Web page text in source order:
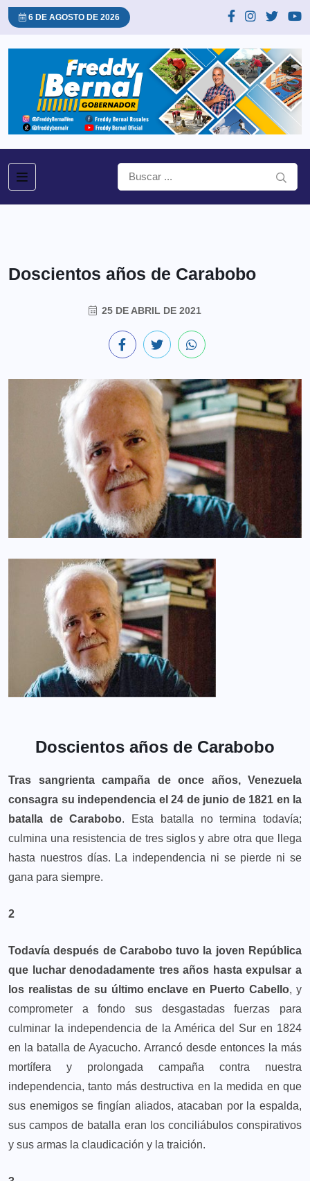
6 DE AGOSTO DE 2026
Doscientos años de Carabobo
25 DE ABRIL DE 2021
Doscientos años de Carabobo
Tras sangrienta campaña de once años, Venezuela
consagra su independencia el 24 de junio de 1821 en la
batalla de Carabobo. Esta batalla no termina todavía;
culmina una resistencia de tres siglos y abre otra que llega
hasta nuestros días. La independencia ni se pierde ni se
gana para siempre.
2
Todavía después de Carabobo tuvo la joven República
que luchar denodadamente tres años hasta expulsar a
los realistas de su último enclave en Puerto Cabello, y
comprometer a fondo sus desgastadas fuerzas para
culminar la independencia de la América del Sur en 1824
en la batalla de Ayacucho. Arrancó desde entonces la más
mortífera y prolongada campaña contra nuestra
independencia, tanto más destructiva en la medida en que
sus enemigos se fingían aliados, atacaban por la espalda,
sus campos de batalla eran los conciliábulos conspirativos
y sus armas la claudicación y la traición.